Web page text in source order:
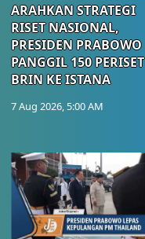
ARAHKAN STRATEGI
RISET NASIONAL,
PRESIDEN PRABOWO
PANGGIL 150 PERISET
BRIN KE ISTANA
7 Aug 2026, 5:00 AM